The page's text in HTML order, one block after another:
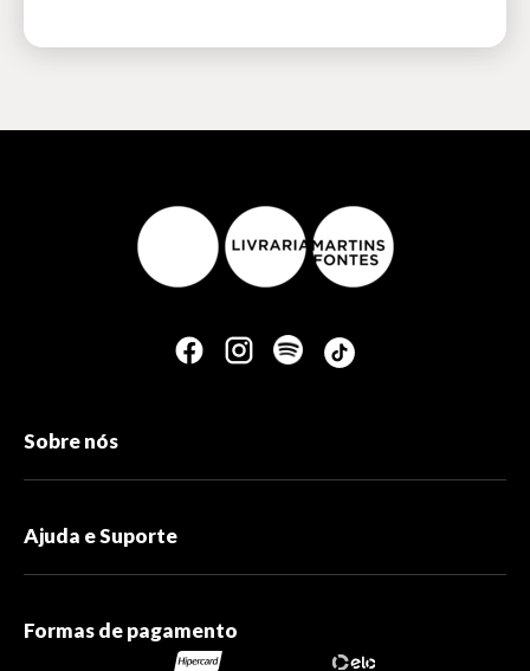
Sobre nós
Ajuda e Suporte
Formas de pagamento